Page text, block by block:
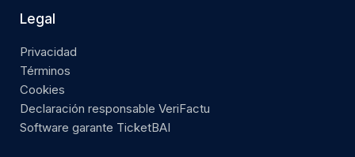
Legal
Privacidad
Términos
Cookies
Declaración responsable VeriFactu
Software garante TicketBAI